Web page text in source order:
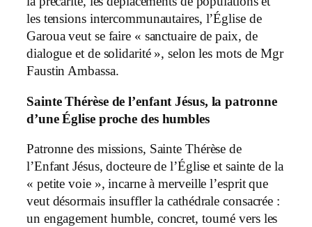
les tensions intercommunautaires, l’Église de
Garoua veut se faire « sanctuaire de paix, de
dialogue et de solidarité », selon les mots de Mgr
Faustin Ambassa.
Sainte Thérèse de l’enfant Jésus, la patronne
d’une Église proche des humbles
Patronne des missions, Sainte Thérèse de
l’Enfant Jésus, docteure de l’Église et sainte de la
« petite voie », incarne à merveille l’esprit que
veut désormais insuffler la cathédrale consacrée :
un engagement humble, concret, tourné vers les